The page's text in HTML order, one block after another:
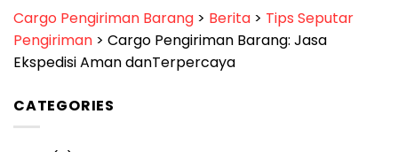
Cargo Pengiriman Barang > Berita > Tips Seputar
Pengiriman > Cargo Pengiriman Barang: Jasa
Ekspedisi Aman danTerpercaya
CATEGORIES